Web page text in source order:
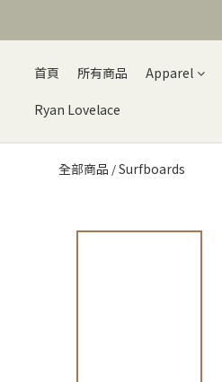
首頁 所有商品 Apparel
Ryan Lovelace
全部商品 /Surfboards